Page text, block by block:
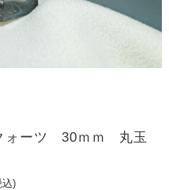
クォーツ 30ｍｍ 丸玉
込)